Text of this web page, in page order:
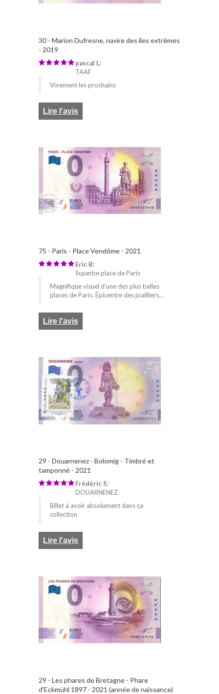
30 - Marion Dufresne, navire des îles extrêmes
- 2019
pascal L:
TAAF
Vivement les prochains
Lire l'avis
75 - Paris - Place Vendôme - 2021
Eric B:
Superbe place de Paris
Magnifique visuel d'une des plus belles
places de Paris. Épicentre des joailliers...
Lire l'avis
29 - Douarnenez - Bolomig - Timbré et
tamponné - 2021
Frédéric S:
DOUARNENEZ
Billet à avoir absolument dans ça
collection
Lire l'avis
29 - Les phares de Bretagne - Phare
d'Eckmühl 1897 - 2021 (année de naissance)